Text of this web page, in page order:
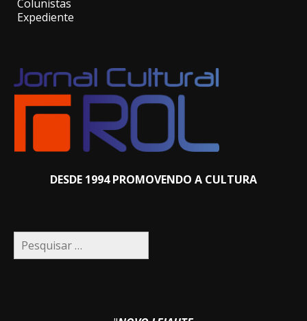
Colunistas
Expediente
DESDE 1994 PROMOVENDO A CULTURA
Pesquisar
por: